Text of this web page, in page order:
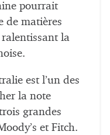
pourrait
de matières
la
est l’un des
la note
grandes
et Fitch.